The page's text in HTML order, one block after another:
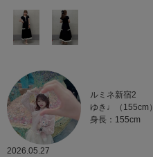
ルミネ新宿2
ゆき♩（155cm）
身長：155cm
2026.05.27